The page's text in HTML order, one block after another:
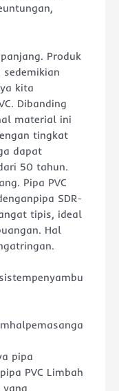
Produk
sedemikian
kita
Dibanding
material ini
tingkat
dapat
50 tahun.
Pipa PVC
SDR-
tipis, ideal
Hal
pipa
PVC Limbah